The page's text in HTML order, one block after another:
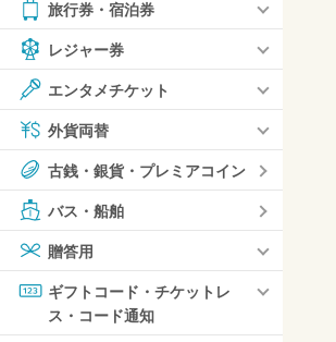
旅行券・宿泊券
レジャー券
エンタメチケット
外貨両替
古銭・銀貨・プレミアコイン
バス・船舶
贈答用
ギフトコード・チケットレ
ス・コード通知